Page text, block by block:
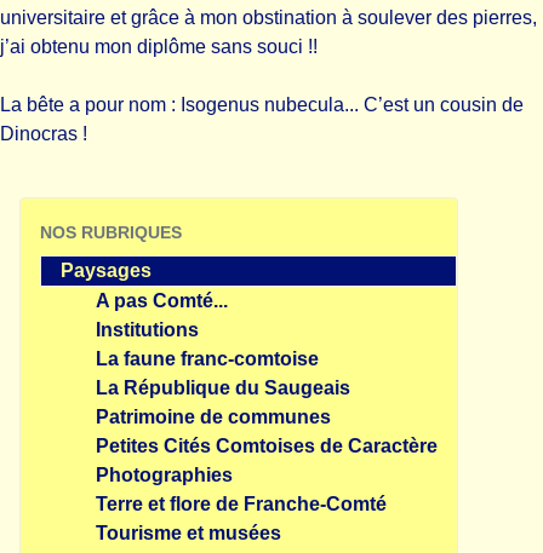
universitaire et grâce à mon obstination à soulever des pierres,
j’ai obtenu mon diplôme sans souci !!
La bête a pour nom : Isogenus nubecula... C’est un cousin de
Dinocras !
NOS RUBRIQUES
Paysages
A pas Comté...
Institutions
La faune franc-comtoise
La République du Saugeais
Patrimoine de communes
Petites Cités Comtoises de Caractère
Photographies
Terre et flore de Franche-Comté
Tourisme et musées